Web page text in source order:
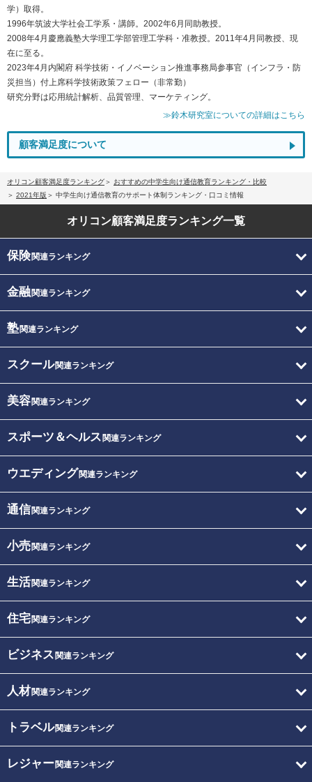
学）取得。
1996年筑波大学社会工学系・講師。2002年6月同助教授。
2008年4月慶應義塾大学理工学部管理工学科・准教授。2011年4月同教授、現
在に至る。
2023年4月内閣府 科学技術・イノベーション推進事務局参事官（インフラ・防
災担当）付上席科学技術政策フェロー（非常勤）
研究分野は応用統計解析、品質管理、マーケティング。
≫鈴木研究室についての詳細はこちら
顧客満足度について
オリコン顧客満足度ランキング
おすすめの中学生向け通信教育ランキング・比較
2021年版
中学生向け通信教育のサポート体制ランキング・口コミ情報
オリコン顧客満足度ランキング一覧
保険関連ランキング
金融関連ランキング
塾関連ランキング
スクール関連ランキング
美容関連ランキング
スポーツ＆ヘルス 関連ランキング
ウエディング関連ランキング
通信関連ランキング
小売関連ランキング
生活関連ランキング
住宅関連ランキング
ビジネス 関連ランキング
人材関連ランキング
トラベル関連ランキング
レジャー関連ランキング